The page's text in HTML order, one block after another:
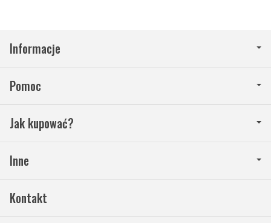
Informacje
Pomoc
Jak kupować?
Inne
Kontakt